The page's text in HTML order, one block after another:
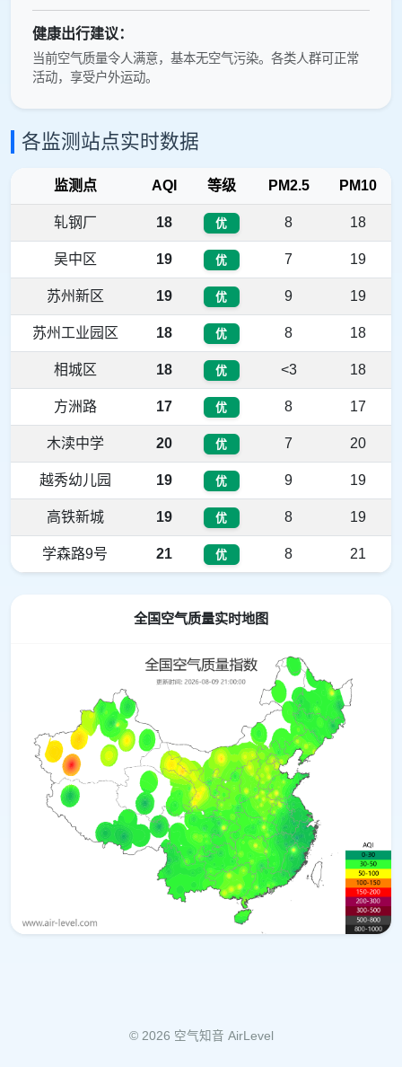
健康出行建议：
当前空气质量令人满意，基本无空气污染。各类人群可正常
活动，享受户外运动。
各监测站点实时数据
监测点 AQI 等级 PM2.5 PM10
轧钢厂 18 优 8 18
吴中区 19 优 7 19
苏州新区 19 优 9 19
苏州工业园区 18 优 8 18
相城区 18 优 <3 18
方洲路 17 优 8 17
木渎中学 20 优 7 20
越秀幼儿园 19 优 9 19
高铁新城 19 优 8 19
学森路9号 21 优 8 21
全国空气质量实时地图
© 2026 空气知音 AirLevel